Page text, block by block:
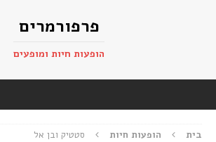
פרפורמרים
הופעות חיות ומופעים
בית הופעות חיות סטטיק ובן אל